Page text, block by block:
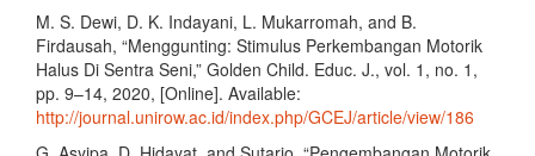
M. S. Dewi, D. K. Indayani, L. Mukarromah, and B.
Firdausah, “Menggunting: Stimulus Perkembangan Motorik
Halus Di Sentra Seni,” Golden Child. Educ. J., vol. 1, no. 1,
pp. 9–14, 2020, [Online]. Available:
http://journal.unirow.ac.id/index.php/GCEJ/article/view/186